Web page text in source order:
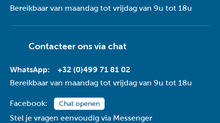
Bereikbaar van maandag tot vrijdag van 9u tot 18u
Contacteer ons via chat
WhatsApp:
+32 (0)499 71 81 02
Bereikbaar van maandag tot vrijdag van 9u tot 18u
Facebook: Chat openen
Stel je vragen eenvoudig via Messenger